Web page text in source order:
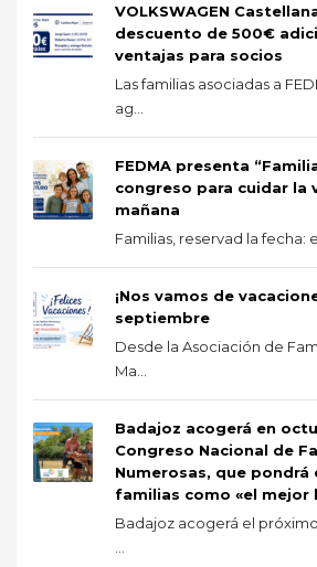
VOLKSWAGEN
descuento de 500€
ventajas para socios
Las familias asociadas a
ag...
FEDMA presenta
congreso para cuidar la
mañana
Familias, reservad la fecha:
¡Nos vamos de
septiembre
Desde la Asociación de
Ma...
Badajoz acogerá en
Congreso Nacional de
Numerosas, que pondrá
familias como «el mejor
Badajoz acogerá el